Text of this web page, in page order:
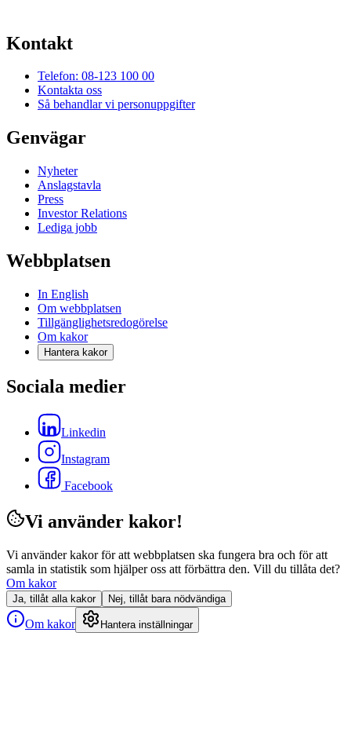
Kontakt
Telefon: 08-123 100 00
Kontakta oss
Så behandlar vi personuppgifter
Genvägar
Nyheter
Anslagstavla
Press
Investor Relations
Lediga jobb
Webbplatsen
In English
Om webbplatsen
Tillgänglighetsredogörelse
Om kakor
Hantera kakor
Sociala medier
Linkedin
Instagram
Facebook
Vi använder kakor!
Vi använder kakor för att webbplatsen ska fungera bra och för att
samla in statistik som hjälper oss att förbättra den. Vill du tillåta det?
Om kakor
Ja, tillåt alla kakor Nej, tillåt bara nödvändiga
Om kakor Hantera inställningar